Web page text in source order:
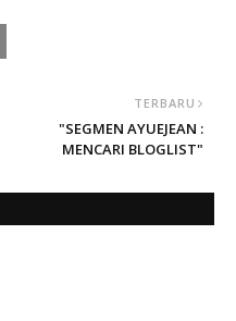
TERBARU
"SEGMEN AYUEJEAN :
MENCARI BLOGLIST"